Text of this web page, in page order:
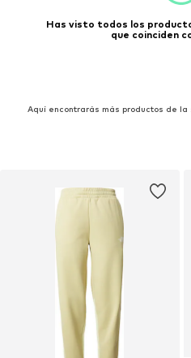
Has visto todos los
que coinciden
Aquí encontrarás más productos de